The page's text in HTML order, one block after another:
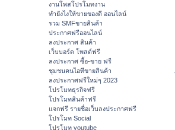
งานโพสโปรโมทงาน
ทํายังไงให้ขายของดี ออนไลน์
รวม SMFขายสินค้า
ประกาศฟรีออนไลน์
ลงประกาศ สินค้า
เว็บบอร์ด โพสต์ฟรี
ลงประกาศ ซื้อ-ขาย ฟรี
ชุมชนคนไอทีขายสินค้า
ลงประกาศฟรีใหม่ๆ 2023
โปรโมทธุรกิจฟรี
โปรโมทสินค้าฟรี
แจกฟรี รายชื่อเว็บลงประกาศฟรี
โปรโมท Social
โปรโมท youtube